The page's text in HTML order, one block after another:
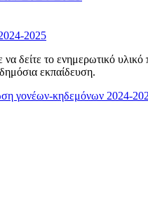
δείτε το ενημερωτικό υλικό
εκπαίδευση.
γονέων-κηδεμόνων 2024-